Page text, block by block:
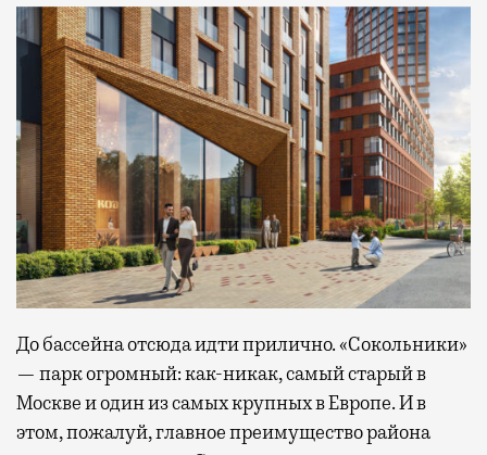
До бассейна отсюда идти прилично. «Сокольники»
— парк огромный: как-никак, самый старый в
Москве и один из самых крупных в Европе. И в
этом, пожалуй, главное преимущество района